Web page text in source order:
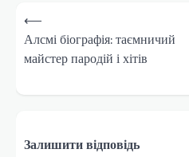
Навігація
записів
⟵
Алсмі біографія: таємничий
майстер пародій і хітів
Залишити відповідь